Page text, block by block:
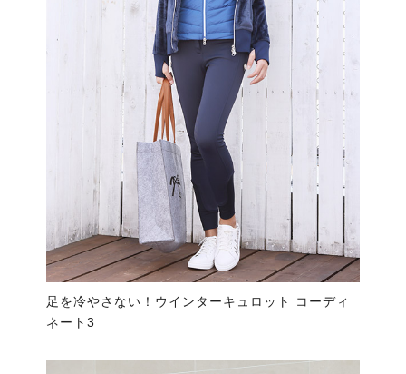
足を冷やさない！ウインターキュロット コーディ
ネート3